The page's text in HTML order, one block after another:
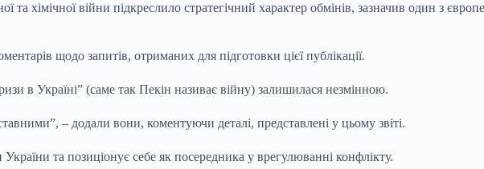
та хімічної війни підкреслило стратегічний характер обмінів, зазначив один з
щодо запитів, отриманих для підготовки цієї публікації.
в Україні” (саме так Пекін називає війну) залишилася незмінною.
– додали вони, коментуючи деталі, представлені у цьому звіті.
України та позиціонує себе як посередника у врегулюванні конфлікту.